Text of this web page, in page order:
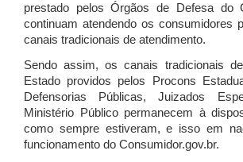
prestado pelos Órgãos de Defesa do
continuam atendendo os consumidores
canais tradicionais de atendimento.
Sendo assim, os canais tradicionais
Estado providos pelos Procons
Defensorias Públicas, Juizados
Ministério Público permanecem à
como sempre estiveram, e isso em
funcionamento do Consumidor.gov.br.